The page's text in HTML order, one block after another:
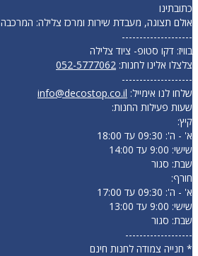
כתובתינו
אולם תצוגה, מעבדת שירות ומרכז צלילה: המרכבה 19 חולון (מפלס תחתון)
--------------------
בוויז: דקו סטופ- ציוד צלילה
צלצלו אלינו לחנות: 052-5777062
--------------------
שלחו לנו אימייל: info@decostop.co.il
שעות פעילות החנות:
קיץ:
א' - ה': 09:30 עד 18:00
שישי: 9:00 עד 14:00
שבת: סגור
חורף:
א' - ה': 09:30 עד 17:00
שישי: 9:00 עד 13:00
שבת: סגור
-------------------
* חנייה צמודה לחנות חינם